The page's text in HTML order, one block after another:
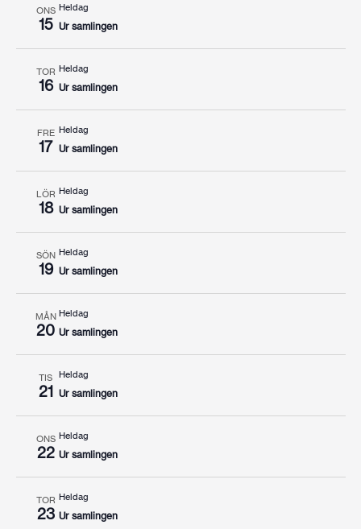
ONS
15
Heldag
Ur samlingen
TOR
16
Heldag
Ur samlingen
FRE
17
Heldag
Ur samlingen
LÖR
18
Heldag
Ur samlingen
SÖN
19
Heldag
Ur samlingen
MÅN
20
Heldag
Ur samlingen
TIS
21
Heldag
Ur samlingen
ONS
22
Heldag
Ur samlingen
TOR
23
Heldag
Ur samlingen